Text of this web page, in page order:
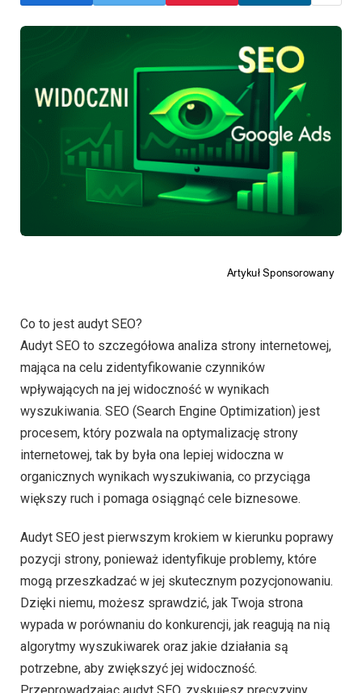
Co to jest audyt SEO?
Audyt SEO to szczegółowa analiza strony internetowej,
mająca na celu zidentyfikowanie czynników
wpływających na jej widoczność w wynikach
wyszukiwania. SEO (Search Engine Optimization) jest
procesem, który pozwala na optymalizację strony
internetowej, tak by była ona lepiej widoczna w
organicznych wynikach wyszukiwania, co przyciąga
większy ruch i pomaga osiągnąć cele biznesowe.
Audyt SEO jest pierwszym krokiem w kierunku poprawy
pozycji strony, ponieważ identyfikuje problemy, które
mogą przeszkadzać w jej skutecznym pozycjonowaniu.
Dzięki niemu, możesz sprawdzić, jak Twoja strona
wypada w porównaniu do konkurencji, jak reagują na nią
algorytmy wyszukiwarek oraz jakie działania są
potrzebne, aby zwiększyć jej widoczność.